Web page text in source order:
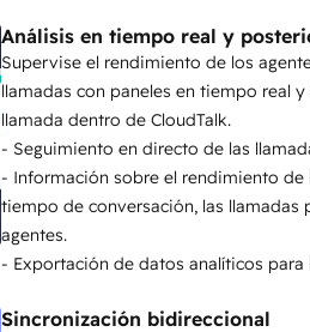
Análisis en tiempo real y
Supervise el rendimiento de los
llamadas con paneles en tiempo real
llamada dentro de CloudTalk.
- Seguimiento en directo de las
- Información sobre el rendimiento de
tiempo de conversación, las
agentes.
- Exportación de datos analíticos
Sincronización bidireccional